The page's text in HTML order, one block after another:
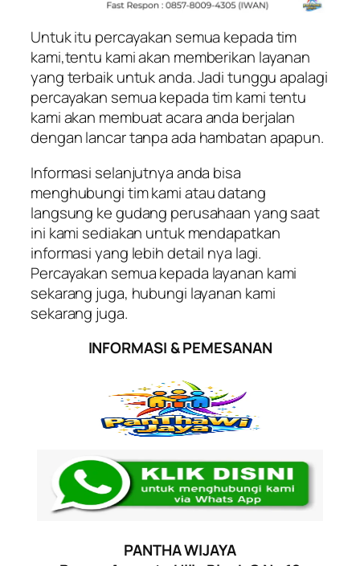
Untuk itu percayakan semua kepada tim
kami,tentu kami akan memberikan layanan
yang terbaik untuk anda. Jadi tunggu apalagi
percayakan semua kepada tim kami tentu
kami akan membuat acara anda berjalan
dengan lancar tanpa ada hambatan apapun.
Informasi selanjutnya anda bisa
menghubungi tim kami atau datang
langsung ke gudang perusahaan yang saat
ini kami sediakan untuk mendapatkan
informasi yang lebih detail nya lagi.
Percayakan semua kepada layanan kami
sekarang juga, hubungi layanan kami
sekarang juga.
INFORMASI & PEMESANAN
PANTHA WIJAYA